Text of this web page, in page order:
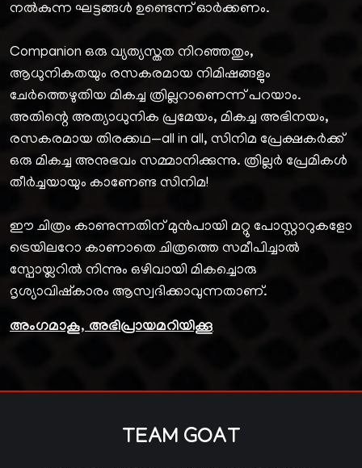
നൽകുന്ന ഘട്ടങ്ങൾ ഉണ്ടെന്ന് ഓർക്കണം.
Companion ഒരു വ്യത്യസ്തത നിറഞ്ഞതും,
ആധുനികതയും രസകരമായ നിമിഷങ്ങളും
ചേർത്തെഴുതിയ മികച്ച ത്രില്ലറാണെന്ന് പറയാം.
അതിന്റെ അത്യാധുനിക പ്രമേയം, മികച്ച അഭിനയം,
രസകരമായ തിരക്കഥ—all in all, സിനിമ പ്രേക്ഷകർക്ക്
ഒരു മികച്ച അനുഭവം സമ്മാനിക്കുന്നു. ത്രില്ലർ പ്രേമികൾ
തീർച്ചയായും കാണേണ്ട സിനിമ!
ഈ ചിത്രം കാണുന്നതിന് മുൻപായി മറ്റു പോസ്റ്റാറുകളോ
ട്രെയിലറോ കാണാതെ ചിത്രത്തെ സമീപിച്ചാൽ
സ്പോയ്ലറിൽ നിന്നും ഒഴിവായി മികച്ചൊരു
ദൃശ്യാവിഷ്കാരം ആസ്വദിക്കാവുന്നതാണ്.
അംഗമാകൂ, അഭിപ്രായമറിയിക്കൂ
TEAM GOAT